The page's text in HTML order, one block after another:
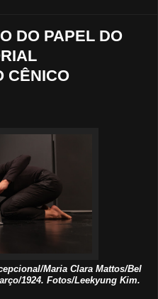
DO PAPEL DO
CÊNICO
Maria Clara Mattos/Bel
1924. Fotos/Leekyung Kim.